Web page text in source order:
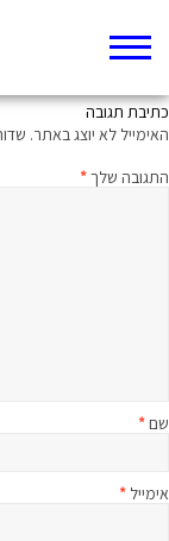
למנהיגות במשבר לא
כתיבת תגובה
האימייל לא יוצג באתר.
התגובה שלך*
שם*
אימייל *